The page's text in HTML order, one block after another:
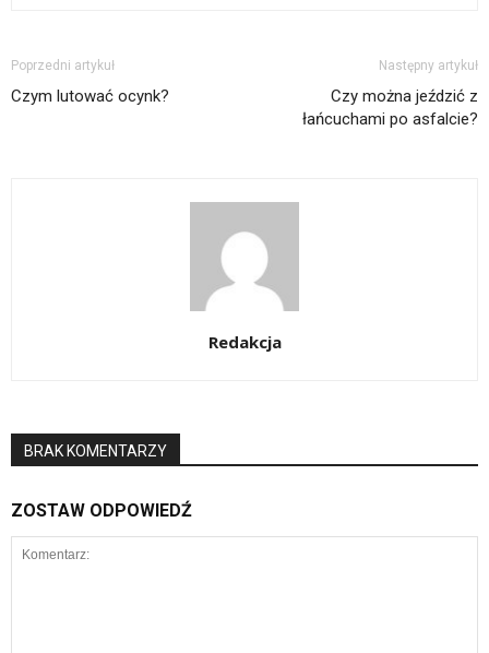
Poprzedni artykuł
Czym lutować ocynk?
Następny artykuł
Czy można jeździć z
łańcuchami po asfalcie?
Redakcja
BRAK KOMENTARZY
ZOSTAW ODPOWIEDŹ